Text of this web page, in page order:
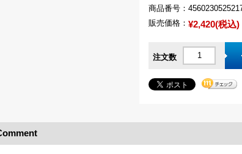
商品番号：
販売価格： ¥2,420(税込)
注文数